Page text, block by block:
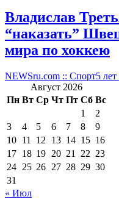
Владислав
“наказать”
мира по хоккею
NEWSru.com :: Спорт5 лет
Август 2026
Пн Вт Ср Чт Пт Сб Вс
1
2
3
4 5 6 7 8
9
10 11 12 13 14 15 16
17 18 19 20 21 22 23
24 25 26 27 28 29 30
31
« Июл